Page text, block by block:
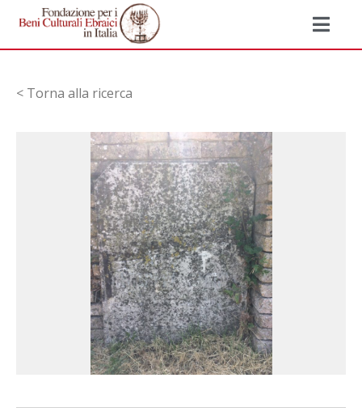
< Torna alla ricerca